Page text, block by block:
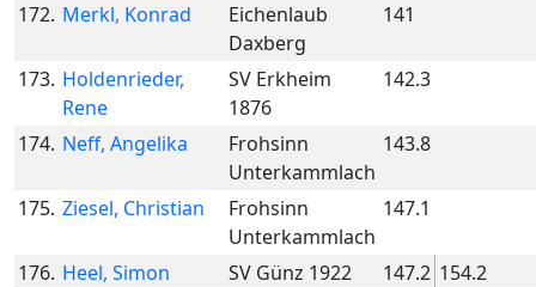
172. Merkl, Konrad
Eichenlaub
Daxberg
141
173. Holdenrieder,
Rene
SV Erkheim
1876
142.3
174. Neff, Angelika
Frohsinn
Unterkammlach
143.8
175. Ziesel, Christian
Frohsinn
Unterkammlach
147.1
176. Heel, Simon SV Günz 1922 147.2 154.2